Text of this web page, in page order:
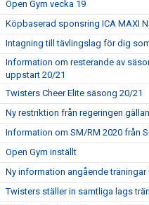
Open Gym vecka 19
Köpbaserad sponsring ICA MAXI
Intagning till tävlingslag för dig
Information om resterande av
uppstart 20/21
Twisters Cheer Elite säsong 20/21
Ny restriktion från regeringen
Information om SM/RM 2020 från
Open Gym inställt
Ny information angående träningar
Twisters ställer in samtliga lags